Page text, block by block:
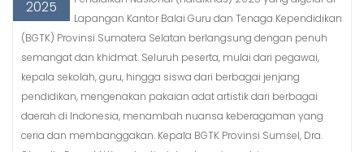
2025
Lapangan Kantor Balai Guru dan Tenaga Kependidikan
(BGTK) Provinsi Sumatera Selatan berlangsung dengan penuh
semangat dan khidmat. Seluruh peserta, mulai dari pegawai,
kepala sekolah, guru, hingga siswa dari berbagai jenjang
pendidikan, mengenakan pakaian adat artistik dari berbagai
daerah di Indonesia, menambah nuansa keberagaman yang
ceria dan membanggakan. Kepala BGTK Provinsi Sumsel, Dra.